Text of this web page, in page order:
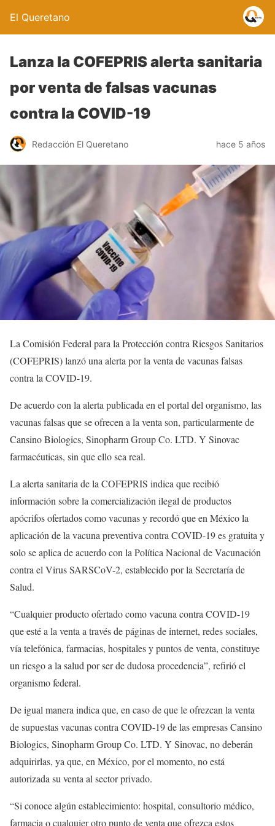
El Queretano
Lanza la COFEPRIS alerta sanitaria
por venta de falsas vacunas
contra la COVID-19
Redacción El Queretano hace 5 años
La Comisión Federal para la Protección contra Riesgos Sanitarios
(COFEPRIS) lanzó una alerta por la venta de vacunas falsas
contra la COVID-19.
De acuerdo con la alerta publicada en el portal del organismo, las
vacunas falsas que se ofrecen a la venta son, particularmente de
Cansino Biologics, Sinopharm Group Co. LTD. Y Sinovac
farmacéuticas, sin que ello sea real.
La alerta sanitaria de la COFEPRIS indica que recibió
información sobre la comercialización ilegal de productos
apócrifos ofertados como vacunas y recordó que en México la
aplicación de la vacuna preventiva contra COVID-19 es gratuita y
solo se aplica de acuerdo con la Política Nacional de Vacunación
contra el Virus SARSCoV-2, establecido por la Secretaría de
Salud.
“Cualquier producto ofertado como vacuna contra COVID-19
que esté a la venta a través de páginas de internet, redes sociales,
vía telefónica, farmacias, hospitales y puntos de venta, constituye
un riesgo a la salud por ser de dudosa procedencia”, refirió el
organismo federal.
De igual manera indica que, en caso de que le ofrezcan la venta
de supuestas vacunas contra COVID-19 de las empresas Cansino
Biologics, Sinopharm Group Co. LTD. Y Sinovac, no deberán
adquirirlas, ya que, en México, por el momento, no está
autorizada su venta al sector privado.
“Si conoce algún establecimiento: hospital, consultorio médico,
farmacia o cualquier otro punto de venta que ofrezca estos